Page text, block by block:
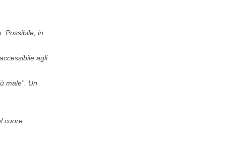
Possibile, in
agli
male”. Un
cuore.